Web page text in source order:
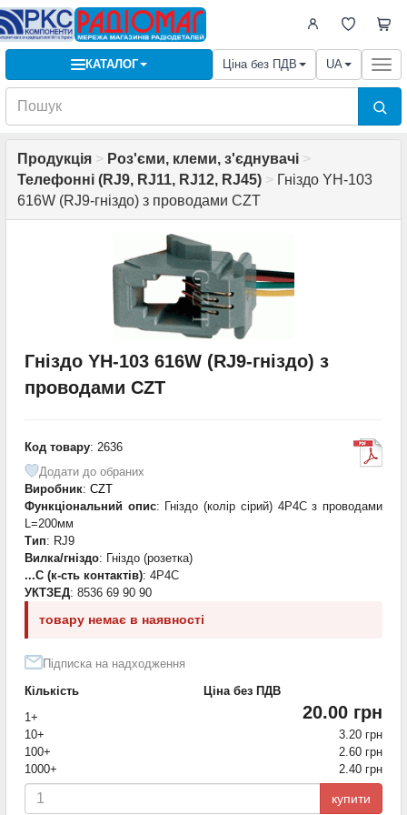
КАТАЛОГ Ціна без ПДВ UA
Продукція > Роз'єми, клеми, з'єднувачі >
Телефонні (RJ9, RJ11, RJ12, RJ45) > Гніздо YH-103
616W (RJ9-гніздо) з проводами CZT
Гніздо YH-103 616W (RJ9-гніздо) з
проводами CZT
Код товару: 2636
Додати до обраних
Виробник: CZT
Функціональний опис: Гніздо (колір сірий) 4P4C з проводами
L=200мм
Тип: RJ9
Вилка/гніздо: Гніздо (розетка)
...C (к-сть контактів): 4P4C
УКТЗЕД: 8536 69 90 90
товару немає в наявності
Підписка на надходження
Кількість
Ціна без ПДВ
1+
20.00 грн
10+
3.20 грн
100+
2.60 грн
1000+
2.40 грн
купити